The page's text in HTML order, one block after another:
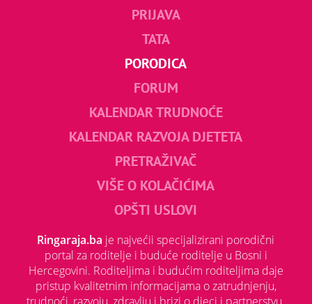
PRIJAVA
TATA
PORODICA
FORUM
KALENDAR TRUDNOĆE
KALENDAR RAZVOJA DJETETA
PRETRAŽIVAČ
VIŠE O KOLAČIĆIMA
OPŠTI USLOVI
Ringaraja.ba je najvećii specijalizirani porodični
portal za roditelje i buduće roditelje u Bosni i
Hercegovini. Roditeljima i budućim roditeljima daje
pristup kvalitetnim informacijama o zatrudnjenju,